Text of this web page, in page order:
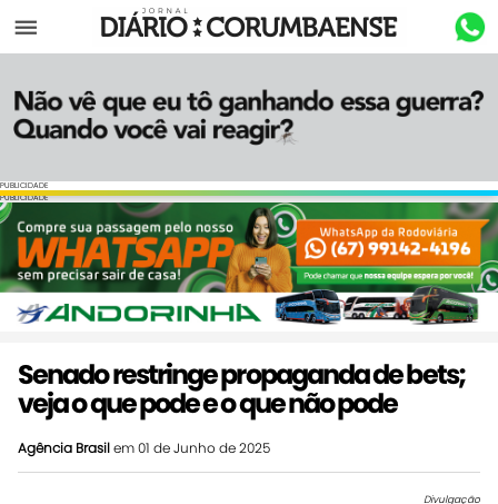
Menu
PUBLICIDADE
PUBLICIDADE
Senado restringe propaganda de bets;
veja o que pode e o que não pode
Agência Brasilem 01 de Junho de 2025
Divulgação